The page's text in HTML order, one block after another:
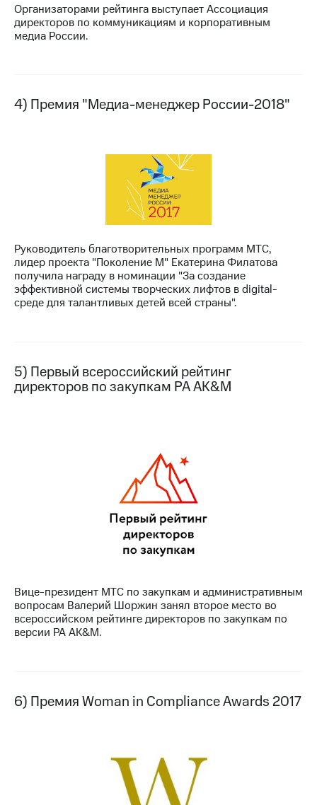
Организаторами рейтинга выступает Ассоциация
директоров по коммуникациям и корпоративным
медиа России.
4) Премия "Медиа-менеджер России-2018"
Руководитель благотворительных программ МТС,
лидер проекта "Поколение М" Екатерина Филатова
получила награду в номинации "За создание
эффективной системы творческих лифтов в digital-
среде для талантливых детей всей страны".
5) Первый всероссийский рейтинг
директоров по закупкам РА AK&M
Вице-президент МТС по закупкам и административным
вопросам Валерий Шоржин занял второе место во
всероссийском рейтинге директоров по закупкам по
версии РА AK&M.
6) Премия Woman in Compliance Awards 2017